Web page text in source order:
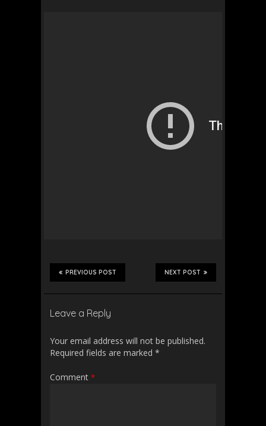
NEXT POST
PREVIOUS POST
Leave a Reply
Your email address will not be published.
Required fields are marked *
Comment *